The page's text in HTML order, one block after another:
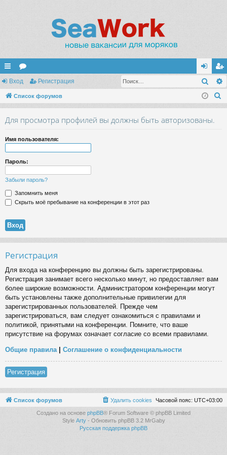
с
ы
ор
ум
хо
д
ег
ис
Вход Регистрация
Список форумов
Для просмотра профилей вы должны быть авторизованы.
Имя пользователя:
Пароль:
Забыли пароль?
Запомнить меня
Скрыть моё пребывание на конференции в этот раз
Регистрация
Для входа на конференцию вы должны быть зарегистрированы.
Регистрация занимает всего несколько минут, но предоставляет вам
более широкие возможности. Администратором конференции могут
быть установлены также дополнительные привилегии для
зарегистрированных пользователей. Прежде чем
зарегистрироваться, вам следует ознакомиться с правилами и
политикой, принятыми на конференции. Помните, что ваше
присутствие на форумах означает согласие со всеми правилами.
Общие правила | Соглашение о конфиденциальности
Регистрация
Список форумов Часовой пояс: UTC+03:00
Удалить cookies
Создано на основе phpBB® Forum Software © phpBB Limited
Style Arty- Обновить phpBB 3.2 MrGaby
Русская поддержка phpBB